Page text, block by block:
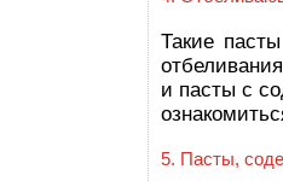
Такие
и пасты с
5. Пасты,